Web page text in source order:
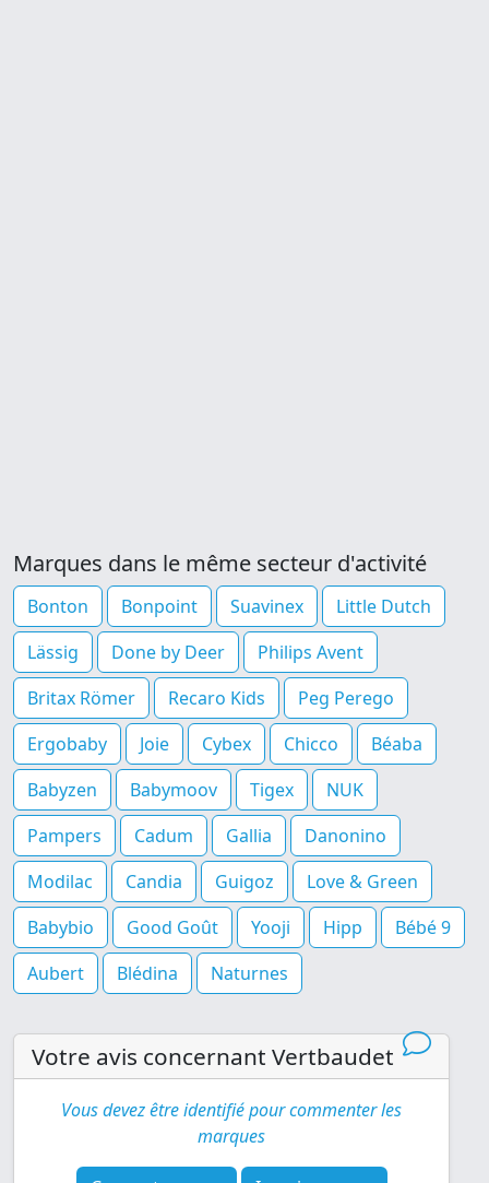
Marques dans le même secteur d'activité
Bonton Bonpoint Suavinex
Little Dutch
Lässig
Done by Deer
Philips Avent
Britax Römer
Recaro Kids
Peg Perego
Ergobaby
Joie Cybex Chicco
Béaba
Babyzen
Babymoov Tigex
NUK
Pampers
Cadum Gallia
Danonino
Modilac
Candia Guigoz
Love & Green
Babybio
Good Goût Yooji Hipp
Bébé 9
Aubert
Blédina Naturnes
Votre avis concernant Vertbaudet
Vous devez être identifié pour commenter les
marques